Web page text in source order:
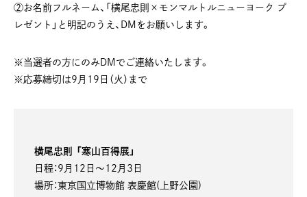
②お名前フルネーム、「横尾忠則×モンマルトルニューヨーク プ
レゼント」と明記のうえ、DMをお願いします。
※当選者の方にのみDMでご連絡いたします。
※応募締切は9月19日（火）まで
横尾忠則 「寒山百得展」
日程：9月12日〜12月3日
場所：東京国立博物館 表慶館(上野公園)